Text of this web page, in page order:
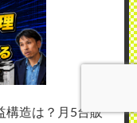
構造は？月5台販